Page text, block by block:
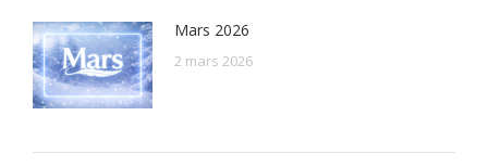
Mars 2026
2 mars 2026